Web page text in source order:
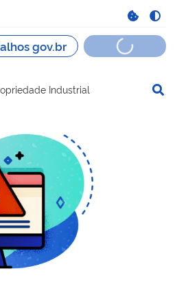
navegação
Industrial